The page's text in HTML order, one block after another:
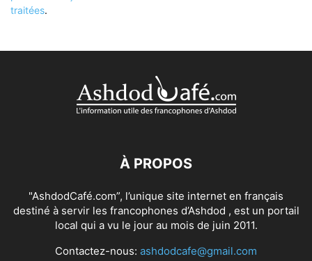
traitées.
À PROPOS
"AshdodCafé.com”, l’unique site internet en français
destiné à servir les francophones d’Ashdod , est un portail
local qui a vu le jour au mois de juin 2011.
Contactez-nous: ashdodcafe@gmail.com